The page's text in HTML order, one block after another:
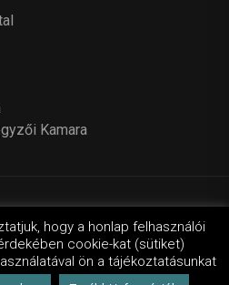
Kamara
Országos Bírói Tanács. Design
hogy a honlap felhasználói
cookie-kat (sütiket)
ön a tájékoztatásunkat